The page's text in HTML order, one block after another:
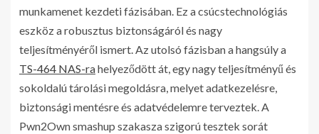
munkamenet kezdeti fázisában. Ez a csúcstechnológiás
eszköz a robusztus biztonságáról és nagy
teljesítményéről ismert. Az utolsó fázisban a hangsúly a
TS-464 NAS-rahelyeződött át, egy nagy teljesítményű és
sokoldalú tárolási megoldásra, melyet adatkezelésre,
biztonsági mentésre és adatvédelemre terveztek. A
Pwn2Own smashup szakasza szigorú tesztek sorát